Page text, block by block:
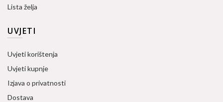
Lista želja
UVJETI
Uvjeti korištenja
Uvjeti kupnje
Izjava o privatnosti
Dostava